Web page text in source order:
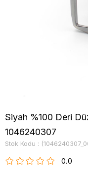
Siyah %100 Deri
1046240307
Stok Kodu
0.0